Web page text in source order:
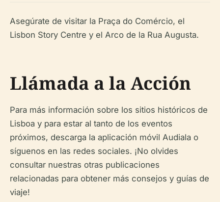
Asegúrate de visitar la Praça do Comércio, el
Lisbon Story Centre y el Arco de la Rua Augusta.
Llámada a la Acción
Para más información sobre los sitios históricos de
Lisboa y para estar al tanto de los eventos
próximos, descarga la aplicación móvil Audiala o
síguenos en las redes sociales. ¡No olvides
consultar nuestras otras publicaciones
relacionadas para obtener más consejos y guías de
viaje!